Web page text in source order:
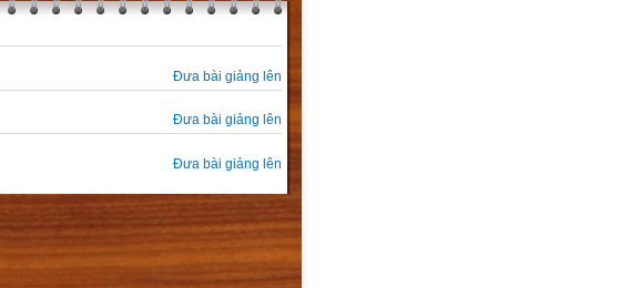
Đưa bài giảng lên
Đưa bài giảng lên
Đưa bài giảng lên